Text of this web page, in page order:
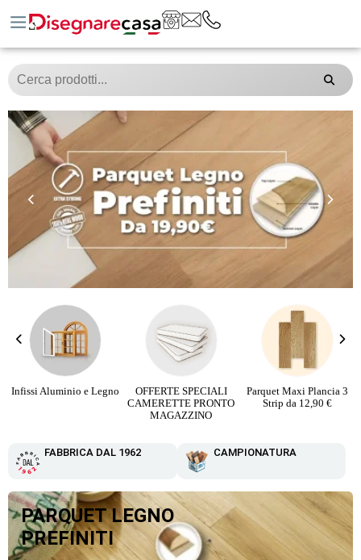
OFFERTE SPECIALI
Parquet Maxi Plancia 3
Strip da 12,90 €
PARQUET PIETRA
RICOSTRUITA da 16,90
FABBRICA DAL 1962 CAMPIONATURA
PARQUET LEGNO
PREFINITI